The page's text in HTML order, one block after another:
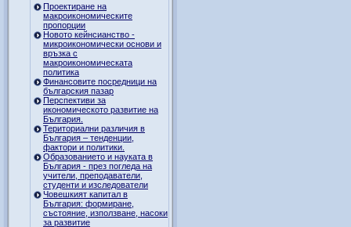
Проектиране на
макроикономическите
пропорции
Новото кейнсианство -
микроикономически основи и
връзка с
макроикономическата
политика
Финансовите посредници на
българския пазар
Перспективи за
икономическото развитие на
България.
Териториални различия в
България – тенденции,
фактори и политики.
Образованието и науката в
България - през погледа на
учители, преподаватели,
студенти и изследователи
Човешкият капитал в
България: формиране,
състояние, използване, насоки
за развитие